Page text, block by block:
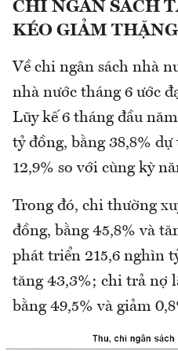
CHI NGÂN SÁCH
KÉO GIẢM
Về chi ngân sách nhà
nhà nước tháng 6 ước
Lũy kế 6 tháng đầu
tỷ đồng, bằng 38,8%
12,9% so với cùng kỳ
Trong đó, chi thường
đồng, bằng 45,8% và
phát triển 215,6 nghìn
tăng 43,3%; chi trả nợ
bằng 49,5% và giảm